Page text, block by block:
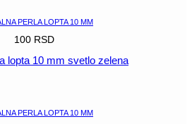
PERLA LOPTA 10 MM
100 RSD
lopta 10 mm svetlo zelena
PERLA LOPTA 10 MM